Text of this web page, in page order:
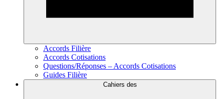
Accords Filière
Accords Cotisations
Questions/Réponses – Accords Cotisations
Guides Filière
Cahiers des